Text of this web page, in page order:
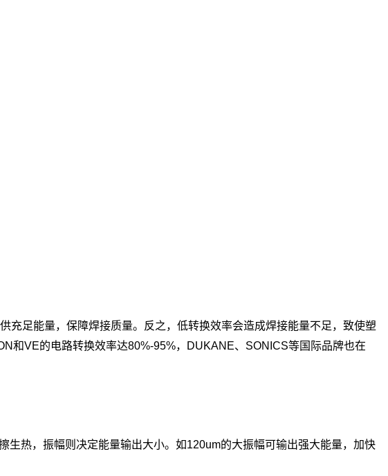
足能量，保障焊接质量。反之，低转换效率会造成焊接能量不足，致使塑
和VE的电路转换效率达80%-95%，DUKANE、SONICS等国际品牌也在
热，振幅则决定能量输出大小。如120um的大振幅可输出强大能量，加快